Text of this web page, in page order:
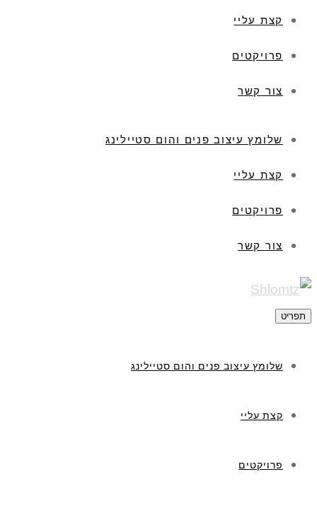
קצת עליי
פרויקטים
צור קשר
שלומץ עיצוב פנים והום סטיילינג
קצת עליי
פרויקטים
צור קשר
תפריט
שלומץ עיצוב פנים והום סטיילינג
קצת עליי
פרויקטים